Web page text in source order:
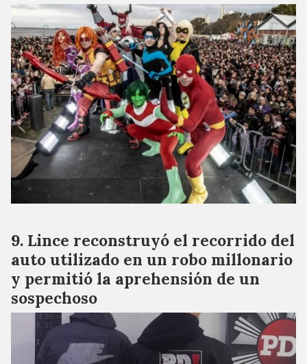
Lince reconstruyó el recorrido del
auto utilizado en un robo millonario
y permitió la aprehensión de un
sospechoso